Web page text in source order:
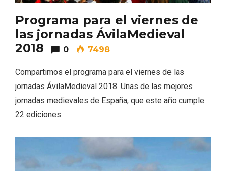
Programa para el viernes de
las jornadas ÁvilaMedieval
2018
0 7498
Compartimos el programa para el viernes de las
jornadas ÁvilaMedieval 2018. Unas de las mejores
jornadas medievales de España, que este año cumple
22 ediciones
Aranda de Duero